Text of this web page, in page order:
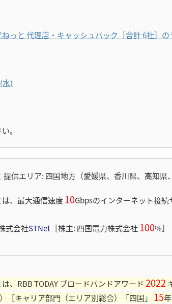
ねっと 代理店・キャッシュバック［合計 6社］
水)
。
提供エリア: 四国地方（愛媛県、香川県、高知県
は、最大通信速度10Gbpsのインターネット接
式会社STNet ［株主: 四国電力株式会社100%］
は、RBB TODAY ブロードバンドアワード 2022
［キャリア部門（エリア別総合）「四国」 15